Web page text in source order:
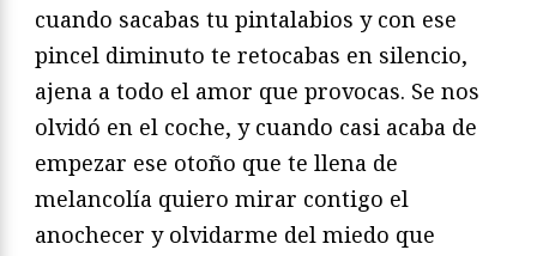
cuando sacabas tu pintalabios y con ese
pincel diminuto te retocabas en silencio,
ajena a todo el amor que provocas. Se nos
olvidó en el coche, y cuando casi acaba de
empezar ese otoño que te llena de
melancolía quiero mirar contigo el
anochecer y olvidarme del miedo que